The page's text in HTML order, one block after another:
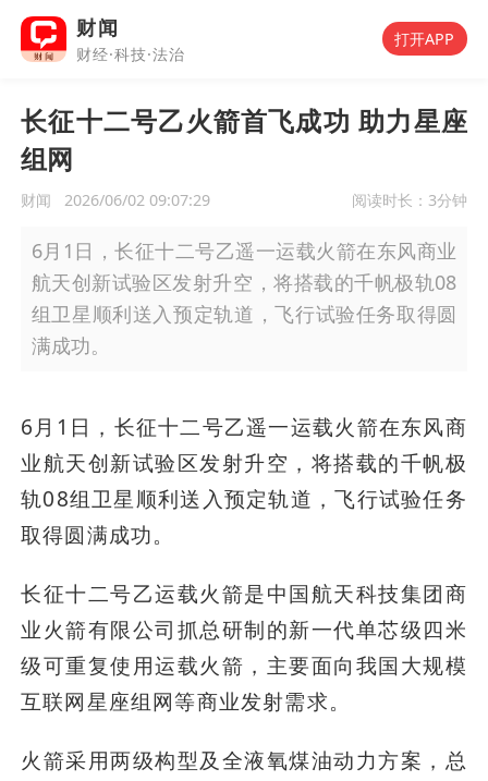
财闻
财经·科技·法治
打开APP
长征十二号乙火箭首飞成功 助力星座
组网
财闻 2026/06/02 09:07:29 阅读时长： 3分钟
6月1日，长征十二号乙遥一运载火箭在东风商业
航天创新试验区发射升空，将搭载的千帆极轨08
组卫星顺利送入预定轨道，飞行试验任务取得圆
满成功。
6月1日，长征十二号乙遥一运载火箭在东风商
业航天创新试验区发射升空，将搭载的千帆极
轨08组卫星顺利送入预定轨道，飞行试验任务
取得圆满成功。
长征十二号乙运载火箭是中国航天科技集团商
业火箭有限公司抓总研制的新一代单芯级四米
级可重复使用运载火箭，主要面向我国大规模
互联网星座组网等商业发射需求。
火箭采用两级构型及全液氧煤油动力方案，总